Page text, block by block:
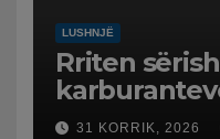
LUSHNJË
Rriten
31 KORRIK, 2026